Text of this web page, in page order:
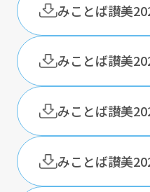
みことば讃美
みことば讃美
みことば讃美
みことば讃美